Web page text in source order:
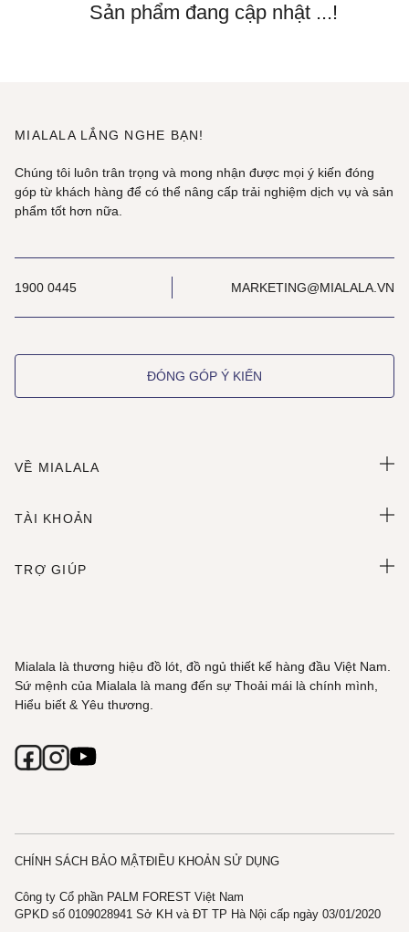
Sản phẩm đang cập nhật ...!
MIALALA LẮNG NGHE BẠN!
Chúng tôi luôn trân trọng và mong nhận được mọi ý kiến đóng
góp từ khách hàng để có thể nâng cấp trải nghiệm dịch vụ và sản
phẩm tốt hơn nữa.
1900 0445 MARKETING@MIALALA.VN
ĐÓNG GÓP Ý KIẾN
VỀ MIALALA
TÀI KHOẢN
TRỢ GIÚP
Mialala là thương hiệu đồ lót, đồ ngủ thiết kế hàng đầu Việt Nam.